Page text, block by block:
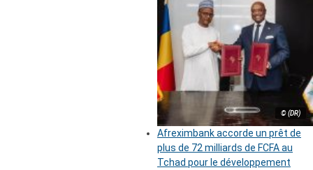
© (DR)
Afreximbank accorde un prêt de
plus de 72 milliards de FCFA au
Tchad pour le développement